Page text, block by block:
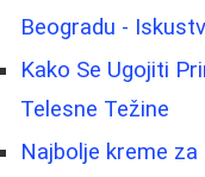
Beogradu -
Kako Se Ugojiti
Telesne Težine
Najbolje kreme